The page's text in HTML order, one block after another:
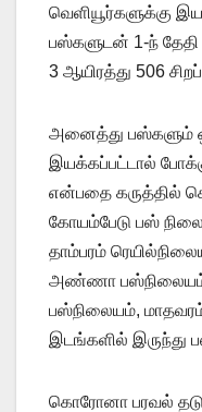
வெளியூர்களுக்கு
பஸ்களுடன் 1-ந் தேதி
3 ஆயிரத்து 506
அனைத்து பஸ்களும்
இயக்கப்பட்டால்
என்பதை கருத்தில்
கோயம்பேடு பஸ்
தாம்பரம்
அண்ணா பஸ்நிலையம்,
பஸ்நிலையம்,
இடங்களில்
கொரோனா பரவல்